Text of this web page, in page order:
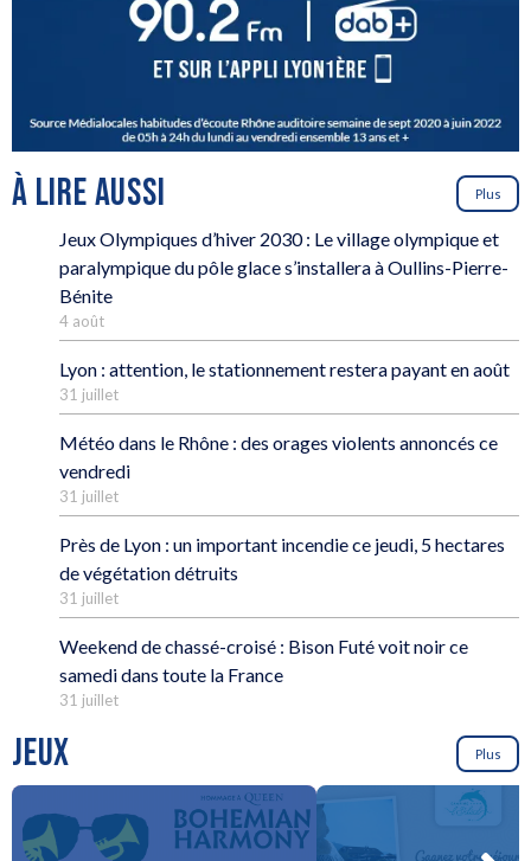
À LIRE AUSSI Plus
Jeux Olympiques d’hiver 2030 : Le village olympique et
paralympique du pôle glace s’installera à Oullins-Pierre-
Bénite
4 août
Lyon : attention, le stationnement restera payant en août
31 juillet
Météo dans le Rhône : des orages violents annoncés ce
vendredi
31 juillet
Près de Lyon : un important incendie ce jeudi, 5 hectares
de végétation détruits
31 juillet
Weekend de chassé-croisé : Bison Futé voit noir ce
samedi dans toute la France
31 juillet
JEUX Plus